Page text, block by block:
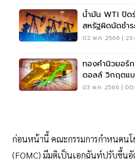
น้ำมัน WTI ปิ
สหรัฐผิดนัดชำ
ดอกเบี้ย
02 พ.ค. 2566 |
ทองคำนิวยอร์
ดอลล์ วิกฤตแ
03 พ.ค. 2566 |
ก่อนหน้านี้ คณะกรรมการกำหนดนโ
(FOMC) มีมติเป็นเอกฉันท์ปรับขึ้นอั